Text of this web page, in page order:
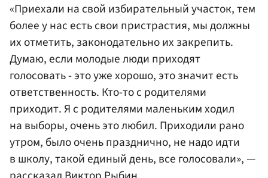
«Приехали на свой избирательный участок, тем
более у нас есть свои пристрастия, мы должны
их отметить, законодательно их закрепить.
Думаю, если молодые люди приходят
голосовать - это уже хорошо, это значит есть
ответственность. Кто-то с родителями
приходит. Я с родителями маленьким ходил
на выборы, очень это любил. Приходили рано
утром, было очень празднично, не надо идти
в школу, такой единый день, все голосовали», —